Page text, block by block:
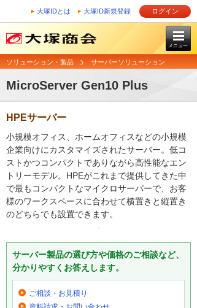
大塚IDとは 大塚ID新規登録 ログイン
メニュー
ソリューション・製品 サーバーソリューション
MicroServer Gen10 Plus
HPEサーバー
小規模オフィス、ホームオフィスなどの小規模
企業向けにカスタマイズされたサーバー。低コ
ストかつコンパクトでありながら高性能なエン
トリーモデル。HPEがこれまで提供してきた中
で最もコンパクトなマイクロサーバーで、お客
様のワークスペースに合わせて横置きと縦置き
のどちらでも設置できます。
サーバー製品の選び方や価格のご相談など、
分かりやすくお答えします。
ご相談・お見積り